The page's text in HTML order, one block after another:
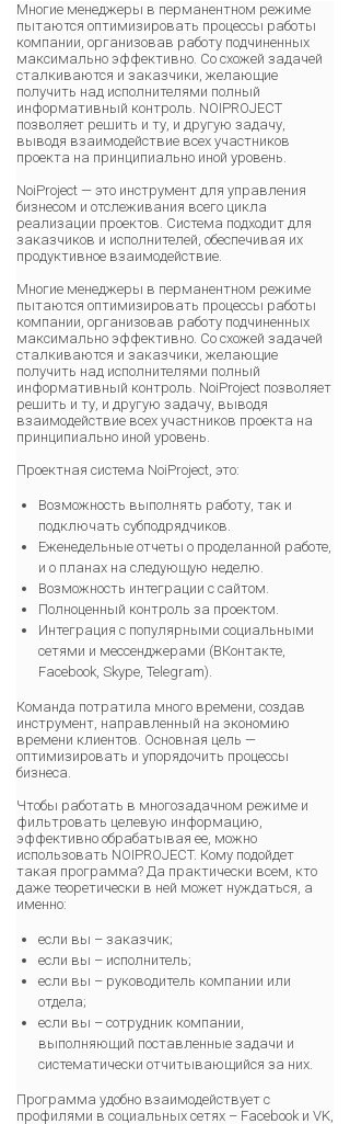
Многие менеджеры в перманентном режиме
пытаются оптимизировать процессы работы
компании, организовав работу подчиненных
максимально эффективно. Со схожей задачей
сталкиваются и заказчики, желающие
получить над исполнителями полный
информативный контроль. NOIPROJECT
позволяет решить и ту, и другую задачу,
выводя взаимодействие всех участников
проекта на принципиально иной уровень.
NoiProject — это инструмент для управления
бизнесом и отслеживания всего цикла
реализации проектов. Система подходит для
заказчиков и исполнителей, обеспечивая их
продуктивное взаимодействие.
Многие менеджеры в перманентном режиме
пытаются оптимизировать процессы работы
компании, организовав работу подчиненных
максимально эффективно. Со схожей задачей
сталкиваются и заказчики, желающие
получить над исполнителями полный
информативный контроль. NoiProject позволяет
решить и ту, и другую задачу, выводя
взаимодействие всех участников проекта на
принципиально иной уровень.
Проектная система NoiProject, это:
Возможность выполнять работу, так и
подключать субподрядчиков.
Еженедельные отчеты о проделанной работе,
и о планах на следующую неделю.
Возможность интеграции с сайтом.
Полноценный контроль за проектом.
Интеграция с популярными социальными
сетями и мессенджерами (ВКонтакте,
Facebook, Skype, Telegram).
Команда потратила много времени, создав
инструмент, направленный на экономию
времени клиентов. Основная цель —
оптимизировать и упорядочить процессы
бизнеса.
Чтобы работать в многозадачном режиме и
фильтровать целевую информацию,
эффективно обрабатывая ее, можно
использовать NOIPROJECT. Кому подойдет
такая программа? Да практически всем, кто
даже теоретически в ней может нуждаться, а
именно:
если вы – заказчик;
если вы – исполнитель;
если вы – руководитель компании или
отдела;
если вы – сотрудник компании,
выполняющий поставленные задачи и
систематически отчитывающийся за них.
Программа удобно взаимодействует с
профилями в социальных сетях – Facebook и VK,